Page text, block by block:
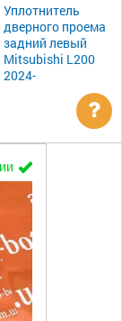
Уплотнитель
дверного проема
задний левый
Mitsubishi L200
2024-